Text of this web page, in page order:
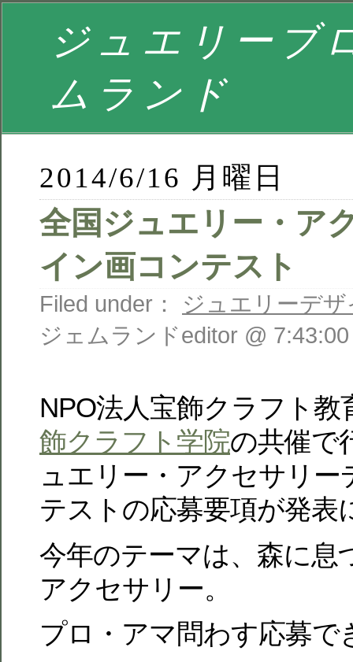
ジュエリーブ
ムランド
2014/6/16 月曜日
全国ジュエリー・ア
イン画コンテスト
Filed under： ジュエリーデ
ジェムランドeditor @ 7:43:00
NPO法人宝飾クラフト教
飾クラフト学院の共催で
ュエリー・アクセサリー
テストの応募要項が発表
今年のテーマは、森に息
アクセサリー。
プロ・アマ問わす応募で